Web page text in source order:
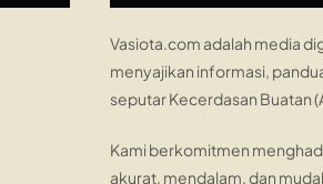
Vasiota.com adalah media
menyajikan informasi,
seputar Kecerdasan Buatan
Kami berkomitmen
akurat, mendalam, dan